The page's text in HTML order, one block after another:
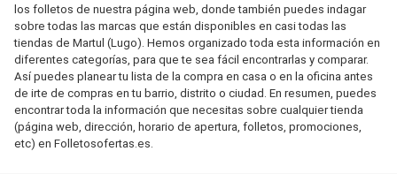
los folletos de nuestra página web, donde también puedes indagar
sobre todas las marcas que están disponibles en casi todas las
tiendas de Martul (Lugo). Hemos organizado toda esta información en
diferentes categorías, para que te sea fácil encontrarlas y comparar.
Así puedes planear tu lista de la compra en casa o en la oficina antes
de irte de compras en tu barrio, distrito o ciudad. En resumen, puedes
encontrar toda la información que necesitas sobre cualquier tienda
(página web, dirección, horario de apertura, folletos, promociones,
etc) en Folletosofertas.es.